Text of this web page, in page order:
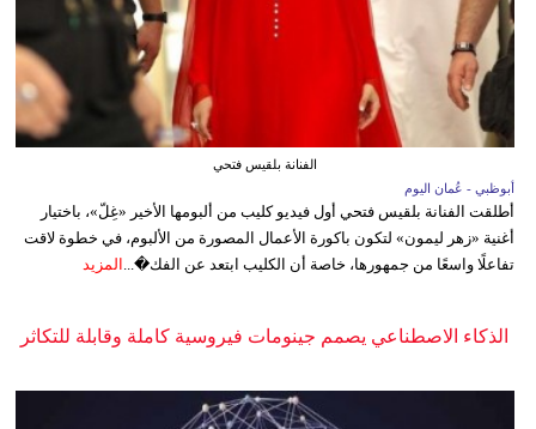
الفنانة بلقيس فتحي
أبوظبي - عُمان اليوم
أطلقت الفنانة بلقيس فتحي أول فيديو كليب من ألبومها الأخير «غِلّ»، باختيار
أغنية «زهر ليمون» لتكون باكورة الأعمال المصورة من الألبوم، في خطوة لاقت
تفاعلًا واسعًا من جمهورها، خاصة أن الكليب ابتعد عن الفك�...
المزيد
الذكاء الاصطناعي يصمم جينومات فيروسية كاملة وقابلة للتكاثر